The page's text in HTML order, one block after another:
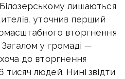
лишаються
уточнив перший
вторгнення
у громаді —
до вторгнення
людей. Нині звідти